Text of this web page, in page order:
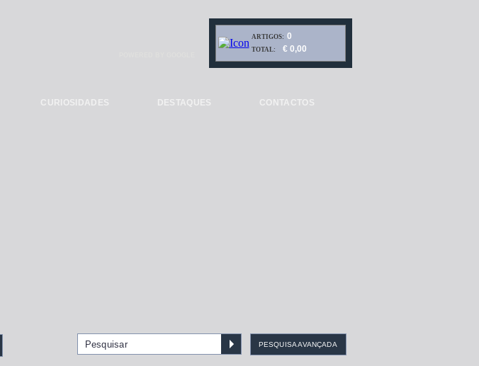
ARTIGOS: 0
TOTAL: € 0,00
CURIOSIDADES DESTAQUES CONTACTOS
PESQUISA AVANÇADA